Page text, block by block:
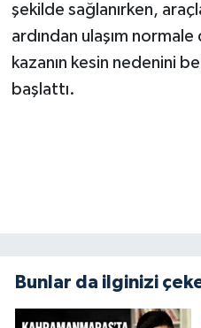
şekilde sağlanırken,
ardından ulaşım
kazanın kesin nedenini
başlattı.
Bunlar da ilginizi
YEREL